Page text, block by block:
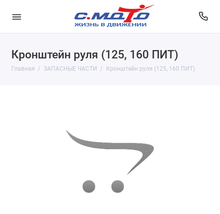
Кронштейн руля (125, 160 ПИТ)
Главная ЗАПАСНЫЕ ЧАСТИ Кронштейн руля (125, 160 ПИТ)